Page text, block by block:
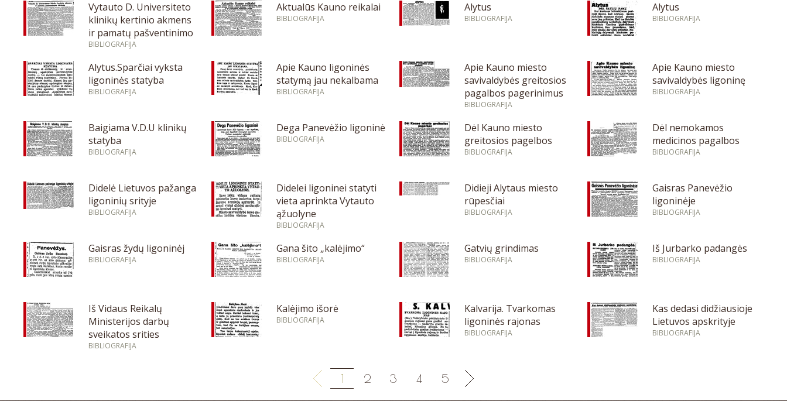
Vytauto D. Universiteto
klinikų kertinio akmens
ir pamatų pašventinimo
iškilmės
BIBLIOGRAFIJA
Aktualūs Kauno reikalai
BIBLIOGRAFIJA
Alytus
BIBLIOGRAFIJA
Alytus
BIBLIOGRAFIJA
Alytus.Sparčiai vyksta
ligoninės statyba
BIBLIOGRAFIJA
Apie Kauno ligoninės
statymą jau nekalbama
BIBLIOGRAFIJA
Apie Kauno miesto
savivaldybės greitosios
pagalbos pagerinimus
BIBLIOGRAFIJA
Apie Kauno miesto
savivaldybės ligoninę
BIBLIOGRAFIJA
Baigiama V.D.U klinikų
statyba
BIBLIOGRAFIJA
Dega Panevėžio ligoninė
BIBLIOGRAFIJA
Dėl Kauno miesto
greitosios pagelbos
BIBLIOGRAFIJA
Dėl nemokamos
medicinos pagalbos
BIBLIOGRAFIJA
Didelė Lietuvos pažanga
ligoninių srityje
BIBLIOGRAFIJA
Didelei ligoninei statyti
vieta aprinkta Vytauto
ąžuolyne
BIBLIOGRAFIJA
Didieji Alytaus miesto
rūpesčiai
BIBLIOGRAFIJA
Gaisras Panevėžio
ligoninėje
BIBLIOGRAFIJA
Gaisras žydų ligoninėj
BIBLIOGRAFIJA
Gana šito „kalėjimo“
BIBLIOGRAFIJA
Gatvių grindimas
BIBLIOGRAFIJA
Iš Jurbarko padangės
BIBLIOGRAFIJA
Iš Vidaus Reikalų
Ministerijos darbų
sveikatos srities
BIBLIOGRAFIJA
Kalėjimo išorė
BIBLIOGRAFIJA
Kalvarija. Tvarkomas
ligoninės rajonas
BIBLIOGRAFIJA
Kas dedasi didžiausioje
Lietuvos apskrityje
BIBLIOGRAFIJA
1 2 3 4 5